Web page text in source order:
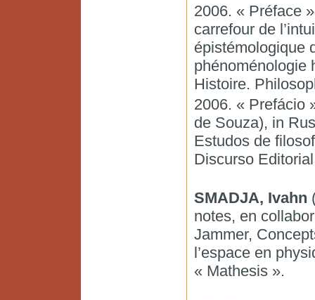
2006. « Préface
carrefour de
épistémologique
phénoménologie
Histoire.
2006. « Prefácio
de Souza), in
Estudos de
Discurso
SMADJA, Ivahn
notes, en
Jammer,
l’espace en
« Mathesis ».